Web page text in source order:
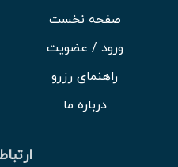
صفحه نخست
ورود / عضویت
راهنمای رزرو
درباره ما